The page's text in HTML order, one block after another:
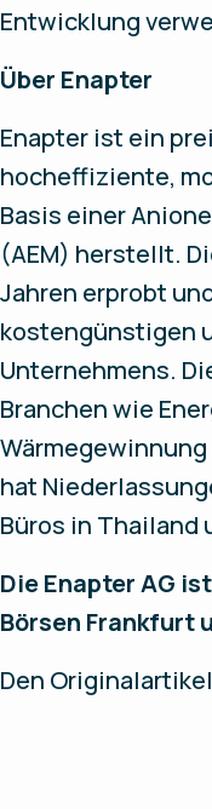
Entwicklung
Über Enapter
Enapter ist ein
hocheffiziente,
Basis einer
(AEM) herstellt.
Jahren erprobt
kostengünstigen
Unternehmens.
Branchen wie
hat
Büros in Thailand
Die Enapter AG
Börsen Frankfurt
Den